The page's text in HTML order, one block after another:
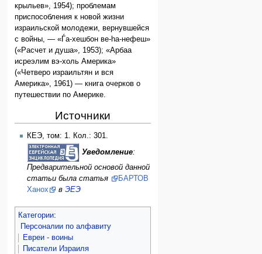
крыльев», 1954); проблемам
приспособления к новой жизни
израильской молодежи, вернувшейся
с войны, — «Ѓа-хешбон ве-hа-нефеш»
(«Расчет и душа», 1953); «Арбаа
исреэлим вэ-холь Америка»
(«Четверо израильтян и вся
Америка», 1961) — книга очерков о
путешествии по Америке.
Источники
КЕЭ, том: 1. Кол.: 301.
Уведомление:
Предварительной основой данной
статьи была статья
БАРТОВ
Ханох
в ЭЕЭ
Категории:
Персоналии по алфавиту
Евреи - воины
Писатели Израиля